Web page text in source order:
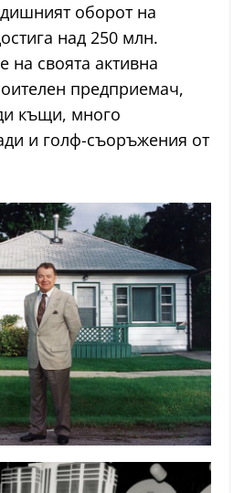
оборот на
над 250 млн.
на своята активна
предприемач,
къщи, много
и голф-съоръжения от